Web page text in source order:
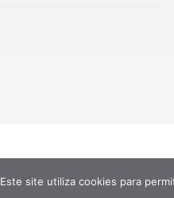
Este site utiliza cookies para